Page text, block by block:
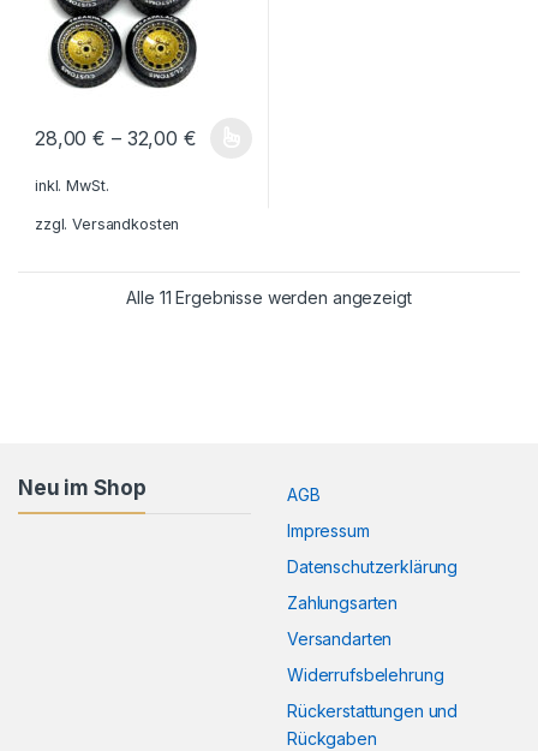
28,00€ – 32,00 €
Dieses Produkt weist mehrere Varianten auf. Die Optionen
inkl. MwSt.
zzgl.Versandkosten
Alle 11 Ergebnisse werden angezeigt
Neu im Shop
AGB
Impressum
Datenschutzerklärung
Zahlungsarten
Versandarten
Widerrufsbelehrung
Rückerstattungen und
Rückgaben